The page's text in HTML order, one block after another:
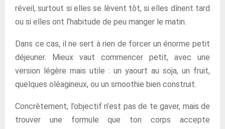
réveil, surtout si elles se lèvent tôt, si elles dînent tard
ou si elles ont l’habitude de peu manger le matin.
Dans ce cas, il ne sert à rien de forcer un énorme petit
déjeuner. Mieux vaut commencer petit, avec une
version légère mais utile : un yaourt au soja, un fruit,
quelques oléagineux, ou un smoothie bien construit.
Concrètement, l’objectif n’est pas de te gaver, mais de
trouver une formule que ton corps accepte